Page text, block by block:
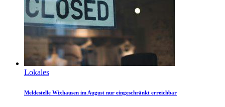
Lokales
Meldestelle Wixhausen im August nur eingeschränkt erreichbar